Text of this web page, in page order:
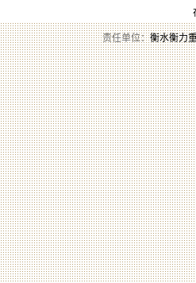
责任单位：衡水衡力